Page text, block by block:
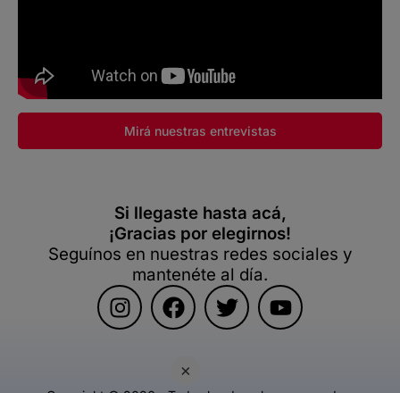
×
Mirá nuestras entrevistas
Si llegaste hasta acá,
¡Gracias por elegirnos!
Seguínos en nuestras redes sociales y
mantenéte al día.